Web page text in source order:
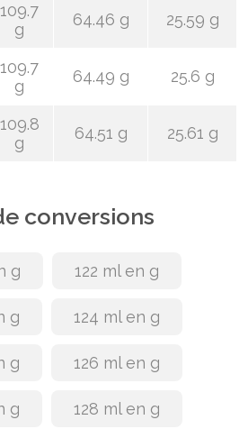
109.7
g
64.46 g 25.59 g
109.7
g
64.49 g 25.6 g
109.8
g
64.51 g 25.61 g
conversions
g 122 ml en g
g 124 ml en g
g 126 ml en g
g 128 ml en g